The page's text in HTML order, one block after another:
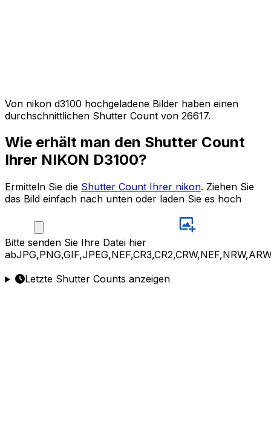
Von nikon d3100 hochgeladene Bilder haben einen
durchschnittlichen Shutter Count von 26617.
Wie erhält man den Shutter Count
Ihrer NIKON D3100?
Ermitteln Sie die Shutter Count Ihrer nikon. Ziehen Sie
das Bild einfach nach unten oder laden Sie es hoch
Bitte senden Sie Ihre Datei hier
ab
Letzte Shutter Counts anzeigen